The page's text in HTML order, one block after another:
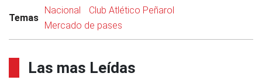
Temas
Nacional
Club Atlético Peñarol
Mercado de pases
Las mas Leídas